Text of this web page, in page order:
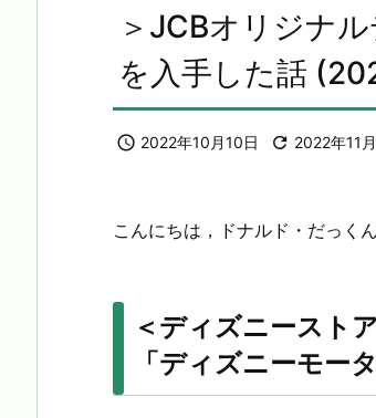
＞JCBオリジナ
を入手した話
 2022年10月10日  2022年11
こんにちは，ドナルド・だっくん
＜ディズニースト
「ディズニーモー